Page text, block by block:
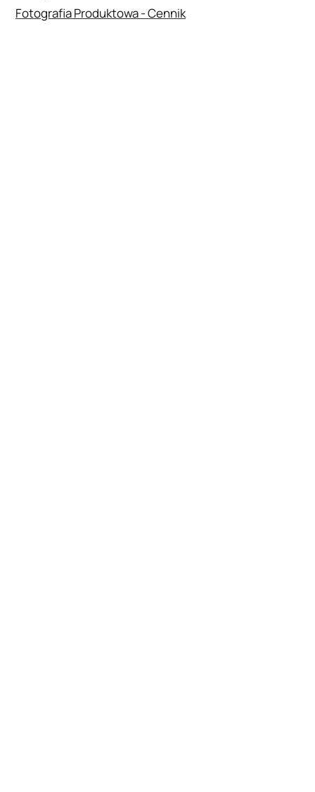
Fotografia Produktowa - Cennik